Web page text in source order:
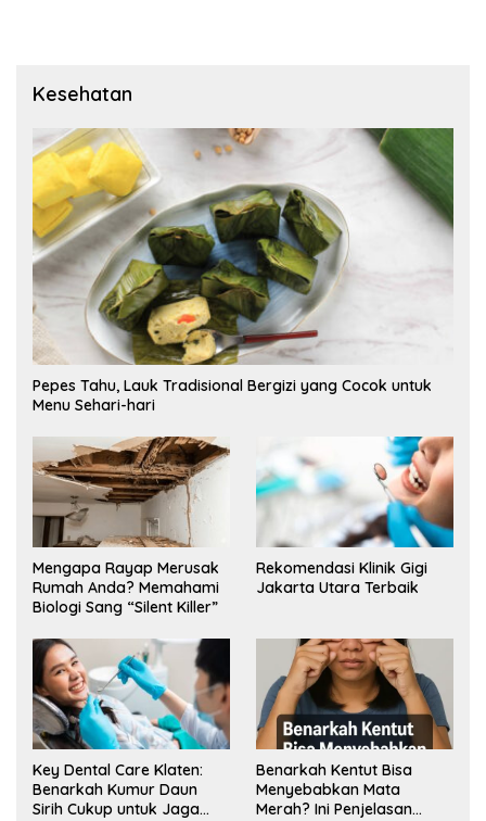
Kesehatan
Pepes Tahu, Lauk Tradisional Bergizi yang Cocok untuk
Menu Sehari-hari
Mengapa Rayap Merusak
Rumah Anda? Memahami
Biologi Sang “Silent Killer”
Rekomendasi Klinik Gigi
Jakarta Utara Terbaik
Key Dental Care Klaten:
Benarkah Kumur Daun
Sirih Cukup untuk Jaga
Benarkah Kentut Bisa
Menyebabkan Mata
Merah? Ini Penjelasan